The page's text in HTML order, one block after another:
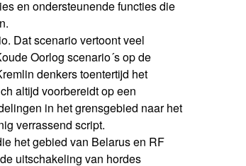
en ondersteunende functies die
Dat scenario vertoont veel
Oorlog scenario´s op de
denkers toentertijd het
altijd voorbereidt op een
in het grensgebied naar het
verrassend script.
het gebied van Belarus en RF
uitschakeling van hordes